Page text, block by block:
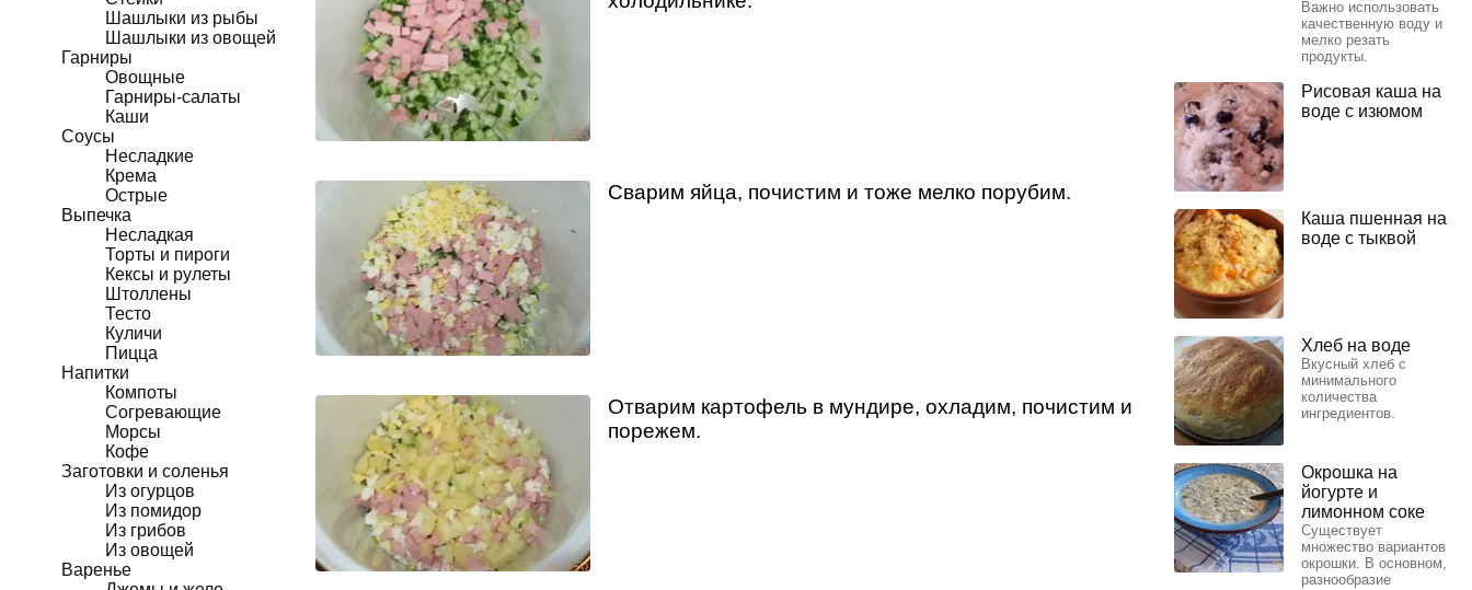
Шашлыки из рыбы
Шашлыки из овощей
Гарниры
Овощные
Гарниры-салаты
Каши
Соусы
Несладкие
Крема
Острые
Выпечка
Несладкая
Торты и пироги
Кексы и рулеты
Штоллены
Тесто
Куличи
Пицца
Напитки
Компоты
Согревающие
Морсы
Кофе
Заготовки и соленья
Из огурцов
Из помидор
Из грибов
Из овощей
Варенье
Сварим яйца, почистим и тоже мелко порубим.
Отварим картофель в мундире, охладим, почистим и
порежем.
Важно использовать
качественную воду и
мелко резать
продукты.
Рисовая каша на
воде с изюмом
Каша пшенная на
воде с тыквой
Хлеб на воде
Вкусный хлеб с
минимального
количества
ингредиентов.
Окрошка на
йогурте и
лимонном соке
Существует
множество вариантов
окрошки. В основном,
разнообразие